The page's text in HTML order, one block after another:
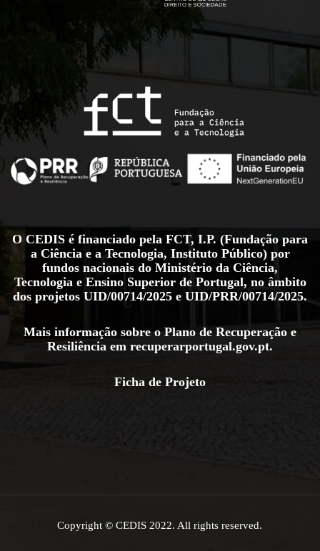
O CEDIS é financiado pela FCT, I.P. (Fundação para
a Ciência e a Tecnologia, Instituto Público) por
fundos nacionais do Ministério da Ciência,
Tecnologia e Ensino Superior de Portugal, no âmbito
dos projetos UID/00714/2025 e UID/PRR/00714/2025.
Mais informação sobre o Plano de Recuperação e
Resiliência em recuperarportugal.gov.pt.
Ficha de Projeto
Copyright © CEDIS 2022. All rights reserved.